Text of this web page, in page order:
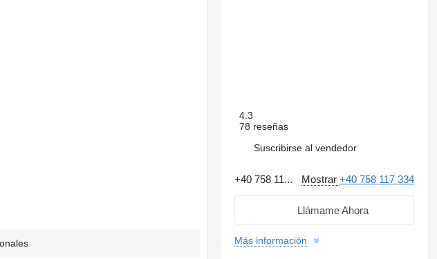
4.3
78 reseñas
Suscribirse al vendedor
+40 758 11... Mostrar+40 758 117 334
Llámame Ahora
Más información